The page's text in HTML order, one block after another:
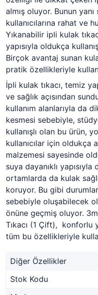
almış oluyor. Bunun yanı
kullanıcılarına rahat ve
Yıkanabilir ipli kulak
yapısıyla oldukça
Birçok avantaj sunan
pratik özellikleriyle
İpli kulak tıkacı, temiz
ve sağlık açısından
kullanım alanlarıyla da
kesmesi sebebiyle,
kullanışlı olan bu ürün,
kullanıcılar için oldukça
malzemesi sayesinde
suya dayanıklı
ortamlarda da kulak
koruyor. Bu gibi
sebebiyle oluşabilecek
önüne geçmiş oluyor.
Tıkacı (1 Çift), konforlu
tüm bu özellikleriyle
Diğer Özellikler
Stok Kodu